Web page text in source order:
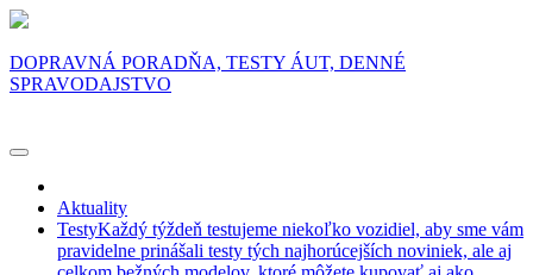
DOPRAVNÁ PORADŇA, TESTY ÁUT, DENNÉ
SPRAVODAJSTVO
Aktuality
TestyKaždý týždeň testujeme niekoľko vozidiel, aby sme vám
pravidelne prinášali testy tých najhorúcejších noviniek, ale aj